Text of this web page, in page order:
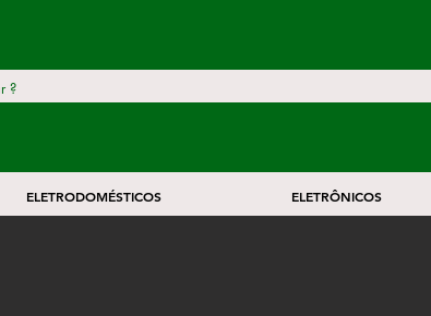
ELETRODOMÉSTICOS ELETRÔNICOS